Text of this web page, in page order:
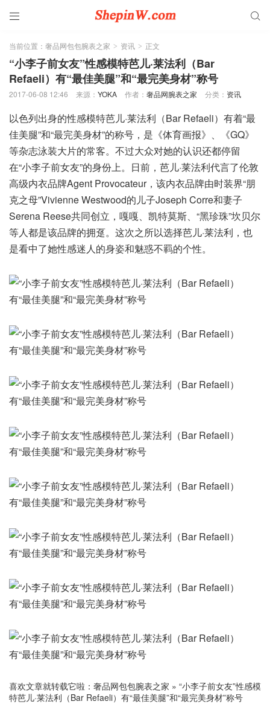
 
当前位置： 奢品网包包腕表之家 > 资讯 > 正文
“小李子前女友”性感模特芭儿·莱法利（Bar
Refaeli）有“最佳美腿”和“最完美身材”称号
2017-06-08 12:46 来源： YOKA 作者： 奢品网腕表之家 分类： 资讯
以色列出身的性感模特芭儿·莱法利（Bar Refaeli）有着“最
佳美腿”和“最完美身材”的称号，是《体育画报》、《GQ》
等杂志泳装大片的常客。不过大众对她的认识还都停留
在“小李子前女友”的身份上。日前，芭儿·莱法利代言了伦敦
高级内衣品牌Agent Provocateur，该内衣品牌由时装界“朋
克之母”Vivienne Westwood的儿子Joseph Corre和妻子
Serena Reese共同创立，嘎嘎、凯特莫斯、“黑珍珠”坎贝尔
等人都是该品牌的拥趸。这次之所以选择芭儿·莱法利，也
是看中了她性感迷人的身姿和魅惑不羁的个性。
喜欢文章就转载它啦： 奢品网包包腕表之家 » “小李子前女友”性感模
特芭儿·莱法利（Bar Refaeli）有“最佳美腿”和“最完美身材”称号